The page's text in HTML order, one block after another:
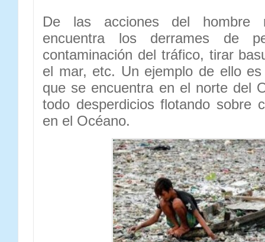
De las acciones del hombre
encuentra los derrames de
contaminación del tráfico, tirar
el mar, etc. Un ejemplo de ello
que se encuentra en el norte del
todo desperdicios flotando sobre
en el Océano.